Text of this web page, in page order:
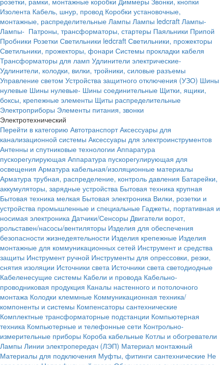
Изолента Кабель, шнур, провод Коробки установочные,
монтажные, распределительные Лампы Лампы ledcraft Лампы-
Лампы- Патроны, трансформаторы, стартеры Паяльники Припой
Пробники Розетки Светильники ledcraft Светильники, прожекторы
Светильники, прожекторы, фонари Системы прокладки кабеля
Трансформаторы для ламп Удлинители электрические-
Удлинители, колодки, вилки, тройники, силовые разъемы
Управление светом Устройства защитного отключения (УЗО) Шины
нулевые Шины нулевые- Шины соединительные Щитки, ящики,
боксы, крепежные элементы Щиты распределительные
Электроприборы Элементы питания, звонки
Электротехнический
Перейти в категорию Автотранспорт Аксессуары для
канализационной системы Аксессуары для электроинструментов
Антенны и спутниковые технологии Аппаратура
пускорегулирующая Аппаратура пускорегулирующая для
освещения Арматура кабельная/изоляционные материалы
Арматура трубная, распределение, контроль давления Батарейки,
аккумуляторы, зарядные устройства Бытовая техника крупная
Бытовая техника мелкая Бытовая электроника Вилки, розетки и
устройства промышленные и специальные Гаджеты, портативная и
носимая электроника Датчики/Сенсоры Двигатели ворот,
рольставен/насосы/вентиляторы Изделия для обеспечения
безопасности жизнедеятельности Изделия крепежные Изделия
монтажные для коммуникационных сетей Инструмент и средства
защиты Инструмент ручной Инструменты для опрессовки, резки,
снятия изоляции Источники света Источники света светодиодные
Кабеленесущие системы Кабели и провода Кабельно-
проводниковая продукция Каналы настенного и потолочного
монтажа Колодки клеммные Коммуникационная техника/
компоненты и системы Компенсаторы сантехнические
Комплектные трансформаторные подстанции Компьютерная
техника Компьютерные и телефонные сети Контрольно-
измерительные приборы Короба кабельные Котлы и обогреватели
Лампы Линии электропередач (ЛЭП) Материал монтажный
Материалы для подключения Муфты, фитинги сантехнические Не